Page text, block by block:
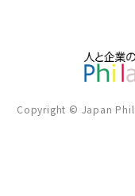
Copyright © Japan